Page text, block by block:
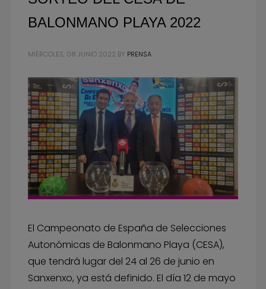
BALONMANO PLAYA 2022
MIÉRCOLES, 08 JUNIO 2022 BY PRENSA
El Campeonato de España de Selecciones
Autonómicas de Balonmano Playa (CESA),
que tendrá lugar del 24 al 26 de junio en
Sanxenxo, ya está definido. El día 12 de mayo